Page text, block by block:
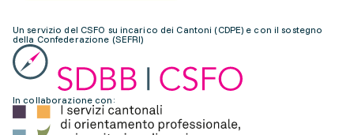
Un servizio del CSFO su incarico dei Cantoni (CDPE) e con il sostegno
della Confederazione (SEFRI)
In collaborazione con: